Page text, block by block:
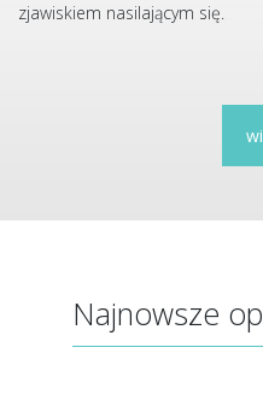
zjawiskiem nasilającym się.
Najnowsze